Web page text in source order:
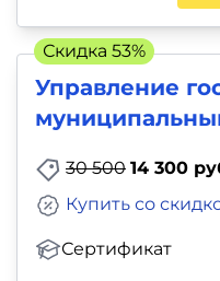
Управление
30 500 14 300
Сертификат
Купить со
Скидка 53%